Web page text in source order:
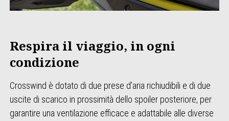
Respira il viaggio, in ogni
condizione
Crosswind è dotato di due prese d’aria richiudibili e di due
uscite di scarico in prossimità dello spoiler posteriore, per
garantire una ventilazione efficace e adattabile alle diverse